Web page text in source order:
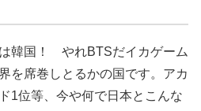
韓国！ やれBTSだイカゲーム
を席巻しとるかの国です。アカ
1位等、今や何で日本とこんな